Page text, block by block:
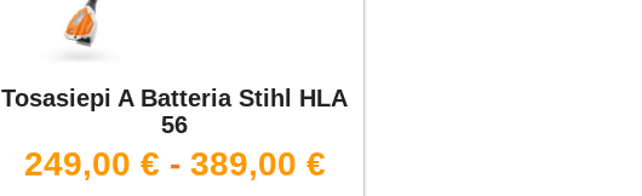
Tosasiepi A Batteria Stihl HLA
56
249,00 € - 389,00 €